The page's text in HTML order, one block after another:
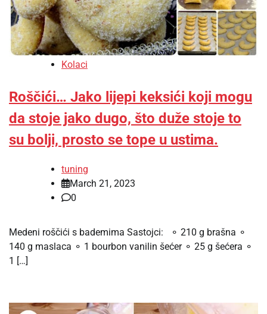
Kolaci
Roščići… Jako lijepi keksići koji mogu
da stoje jako dugo, što duže stoje to
su bolji, prosto se tope u ustima.
tuning
March 21, 2023
0
Medeni roščići s bademima Sastojci: ⚬ 210 g brašna ⚬
140 g maslaca ⚬ 1 bourbon vanilin šećer ⚬ 25 g šećera ⚬
1 […]